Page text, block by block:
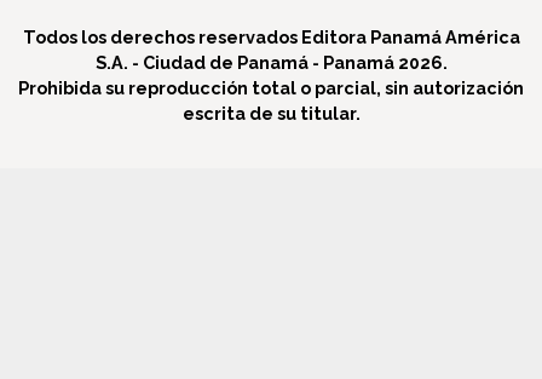
Todos los derechos reservados Editora Panamá América
S.A. - Ciudad de Panamá - Panamá 2026.
Prohibida su reproducción total o parcial, sin autorización
escrita de su titular.